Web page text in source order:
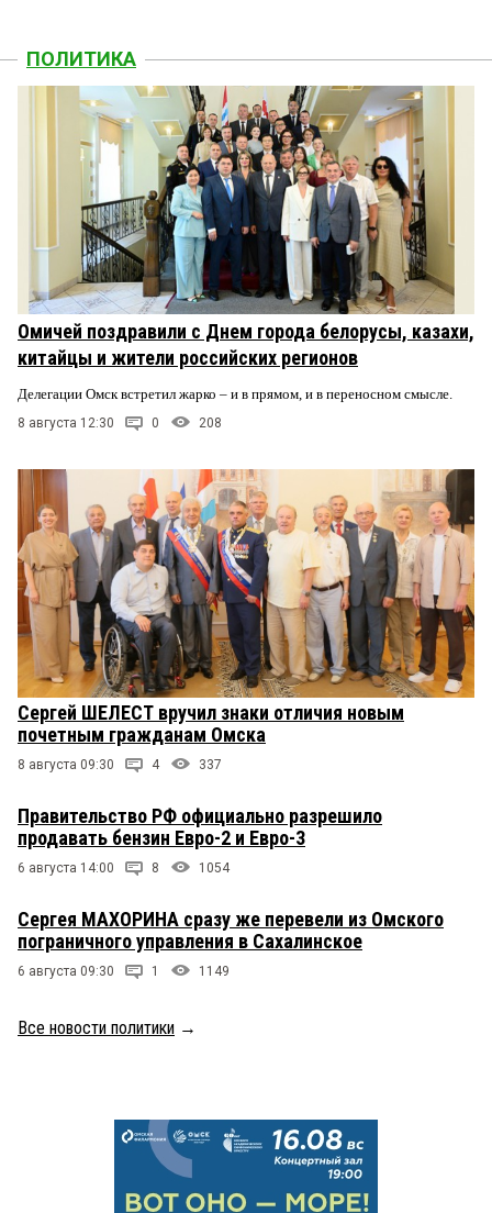
ПОЛИТИКА
Омичей поздравили с Днем города белорусы, казахи,
китайцы и жители российских регионов
Делегации Омск встретил жарко – и в прямом, и в переносном смысле.
8 августа 12:30 0 208
Сергей ШЕЛЕСТ вручил знаки отличия новым
почетным гражданам Омска
8 августа 09:30 4 337
Правительство РФ официально разрешило
продавать бензин Евро-2 и Евро-3
6 августа 14:00 8 1054
Сергея МАХОРИНА сразу же перевели из Омского
пограничного управления в Сахалинское
6 августа 09:30 1 1149
Все новости политики →